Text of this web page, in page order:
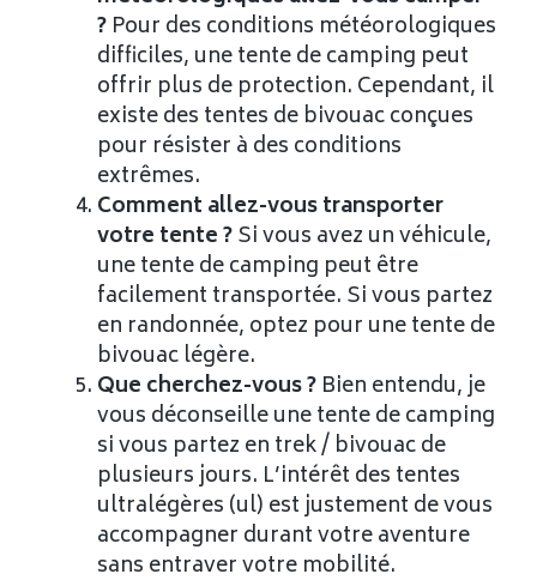
? Pour des conditions météorologiques
difficiles, une tente de camping peut
offrir plus de protection. Cependant, il
existe des tentes de bivouac conçues
pour résister à des conditions
extrêmes.
Comment allez-vous transporter
votre tente ?Si vous avez un véhicule,
une tente de camping peut être
facilement transportée. Si vous partez
en randonnée, optez pour une tente de
bivouac légère.
Que cherchez-vous ? Bien entendu, je
vous déconseille une tente de camping
si vous partez en trek / bivouac de
plusieurs jours. L’intérêt des tentes
ultralégères (ul) est justement de vous
accompagner durant votre aventure
sans entraver votre mobilité.